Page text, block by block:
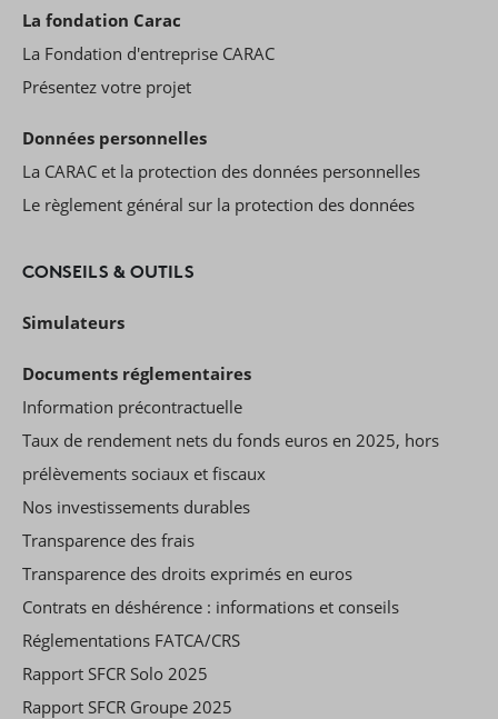
La fondation Carac
La Fondation d'entreprise CARAC
Présentez votre projet
Données personnelles
La CARAC et la protection des données personnelles
Le règlement général sur la protection des données
CONSEILS & OUTILS
Simulateurs
Documents réglementaires
Information précontractuelle
Taux de rendement nets du fonds euros en 2025, hors
prélèvements sociaux et fiscaux
Nos investissements durables
Transparence des frais
Transparence des droits exprimés en euros
Contrats en déshérence : informations et conseils
Réglementations FATCA/CRS
Rapport SFCR Solo 2025
Rapport SFCR Groupe 2025